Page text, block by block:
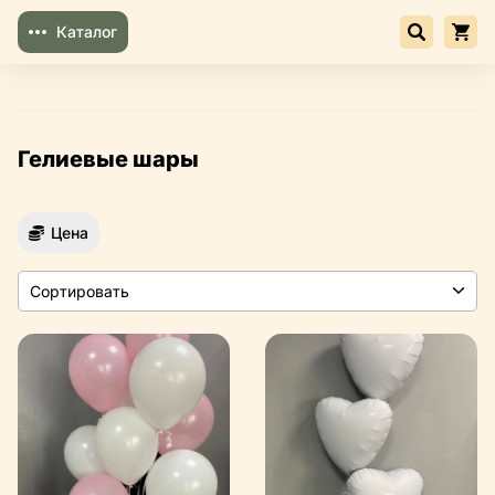
Каталог
Гелиевые шары
Цена